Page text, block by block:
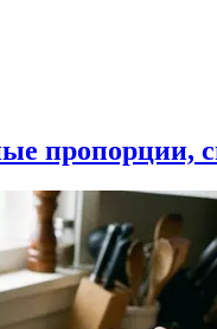
пропорции,